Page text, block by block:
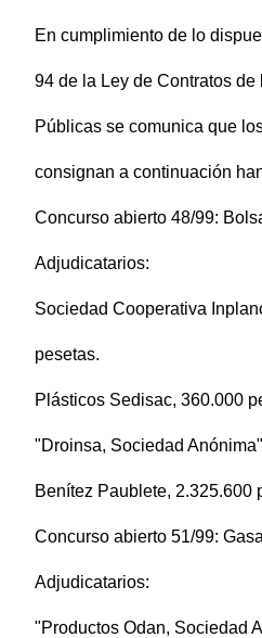
En cumplimiento de lo
94 de la Ley de Contratos
Públicas se comunica que
consignan a continuación
Concurso abierto 48/99:
Adjudicatarios:
Sociedad Cooperativa
pesetas.
Plásticos Sedisac, 360.000
"Droinsa, Sociedad
Benítez Paublete, 2.325.600
Concurso abierto 51/99:
Adjudicatarios:
"Productos Odan, Sociedad